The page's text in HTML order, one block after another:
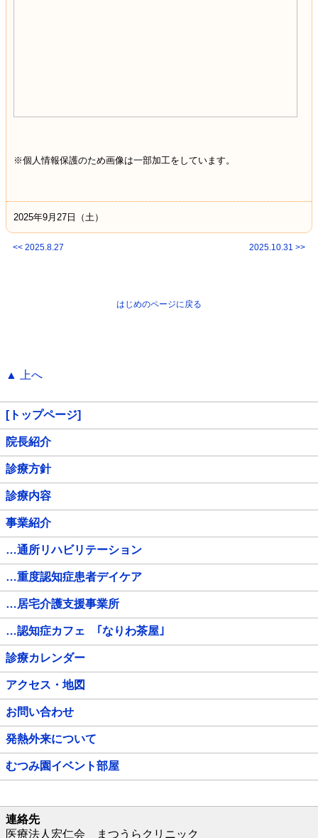
※個人情報保護のため画像は一部加工をしています。
2025年9月27日（土）
<< 2025.8.27 2025.10.31 >>
はじめのページに戻る
▲ 上へ
[トップページ]
院長紹介
診療方針
診療内容
事業紹介
…通所リハビリテーション
…重度認知症患者デイケア
…居宅介護支援事業所
…認知症カフェ ｢なりわ茶屋｣
診療カレンダー
アクセス・地図
お問い合わせ
発熱外来について
むつみ園イベント部屋
連絡先
医療法人宏仁会 まつうらクリニック